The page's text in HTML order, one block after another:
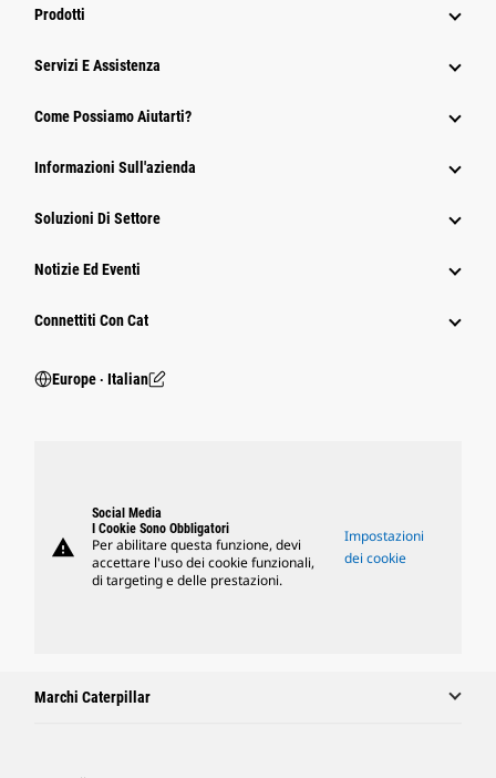
Prodotti
Servizi E Assistenza
Come Possiamo Aiutarti?
Informazioni Sull'azienda
Soluzioni Di Settore
Notizie Ed Eventi
Connettiti Con Cat
Europe ‧ Italian
warning
Social Media
I Cookie Sono Obbligatori
Per abilitare questa funzione, devi
accettare l'uso dei cookie funzionali,
di targeting e delle prestazioni.
Impostazioni
dei cookie
Marchi Caterpillar